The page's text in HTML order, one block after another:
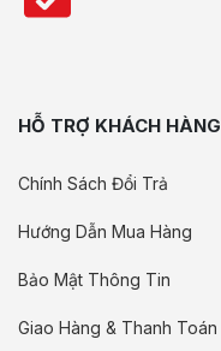
HỖ TRỢ KHÁCH HÀNG
Chính Sách Đổi Trả
Hướng Dẫn Mua Hàng
Bảo Mật Thông Tin
Giao Hàng & Thanh Toán